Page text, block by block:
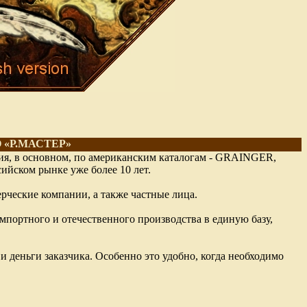
«Р.МАСТЕР»
в основном, по американским каталогам - GRAINGER,
рынке уже более 10 лет.
компании, а также частные лица.
и отечественного производства в единую базу,
деньги заказчика. Особенно это удобно, когда необходимо